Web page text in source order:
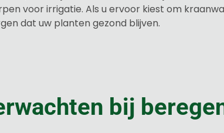
voor irrigatie. Als u ervoor kiest om
dat uw planten gezond blijven.
bij